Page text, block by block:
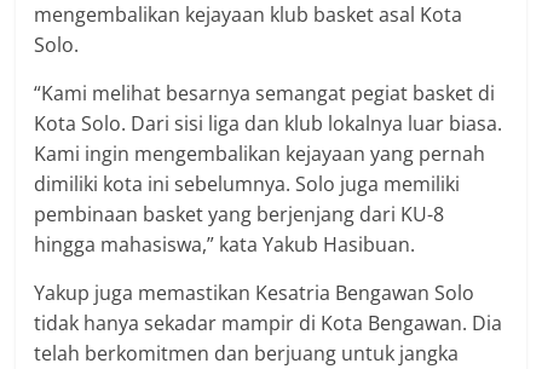
mengembalikan kejayaan klub basket asal Kota
Solo.
“Kami melihat besarnya semangat pegiat basket di
Kota Solo. Dari sisi liga dan klub lokalnya luar biasa.
Kami ingin mengembalikan kejayaan yang pernah
dimiliki kota ini sebelumnya. Solo juga memiliki
pembinaan basket yang berjenjang dari KU-8
hingga mahasiswa,” kata Yakub Hasibuan.
Yakup juga memastikan Kesatria Bengawan Solo
tidak hanya sekadar mampir di Kota Bengawan. Dia
telah berkomitmen dan berjuang untuk jangka